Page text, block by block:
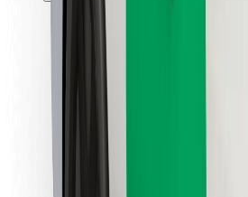
მგზავრებისთვის
მძღოლებისთვის
კურიერებისთვის
Bolt Food
რესტორნებისთვის